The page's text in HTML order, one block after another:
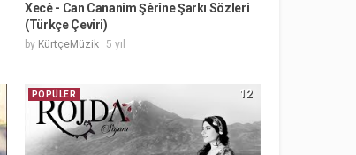
Xecê - Can Cananim Şêrîne Şarkı Sözleri
(Türkçe Çeviri)
by KürtçeMüzik 5 yıl
12
POPÜLER